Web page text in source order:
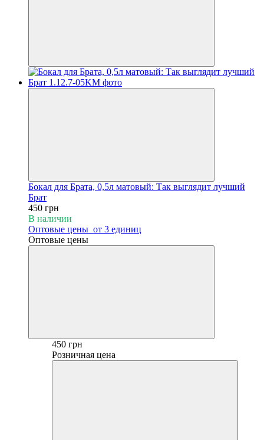
Бокал для Брата, 0,5л матовый: Так выглядит лучший
Брат
450 грн
В наличии
Оптовые цены от 3 единиц
Оптовые цены
450 грн
Розничная цена